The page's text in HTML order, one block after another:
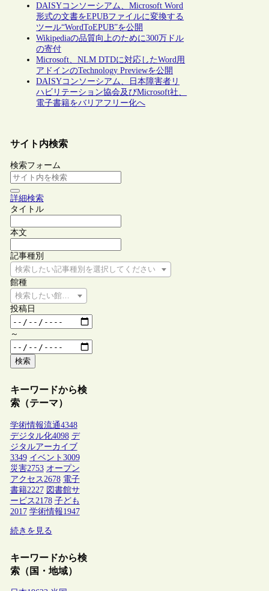
DAISYコンソーシアム、Microsoft Word
形式の文書をEPUBファイルに変換する
ツール“WordToEPUB”を公開
Wikipediaの品質向上のために300万ドル
の寄付
Microsoft、NLM DTDに対応したWord用
アドインのTechnology Previewを公開
DAISYコンソーシアム、日本障害者リ
ハビリテーション協会及びMicrosoft社、
電子書籍をバリアフリー化へ
サイト内検索
検索フォーム
詳細検索
タイトル
本文
記事種別
検索したい記事種別を選択してください
館種
検索したい館種を選択してください
投稿日
～
検索
キーワードから検
索（テーマ）
学術情報流通4348
デジタル化4098 デ
ジタルアーカイブ
3349 イベント 3009
災害2753 オープン
アクセス 2678 電子
書籍2227 図書館サ
ービス 2178 子ども
2017 学術情報1947
続きを見る
キーワードから検
索（国・地域）